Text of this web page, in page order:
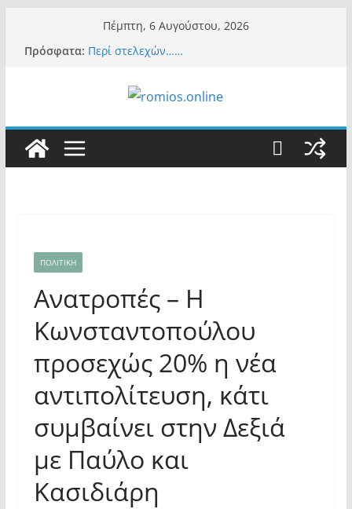
περιεχόμενο
Πέμπτη, 6 Αυγούστου, 2026
Πρόσφατα: Περί στελεχών……
είναι το Κίνημα της Μ.Καρυστιανού και όχι
το διεφθαρμένο σύστημα εξουσίας»
Κασιδιάρη – Οι ένοικοι του Μαξίμου σε
πανικό, πατριωτικό τσουνάμι σαρώνει την
ΠΟΛΙΤΙΚΗ
Ανατροπές – Η
Κωνσταντοπούλου
προσεχώς 20% η νέα
αντιπολίτευση, κάτι
συμβαίνει στην Δεξιά
με Παύλο και
Κασιδιάρη